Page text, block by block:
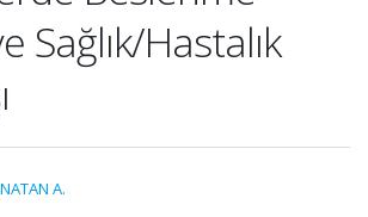
Sağlık/Hastalık
A.